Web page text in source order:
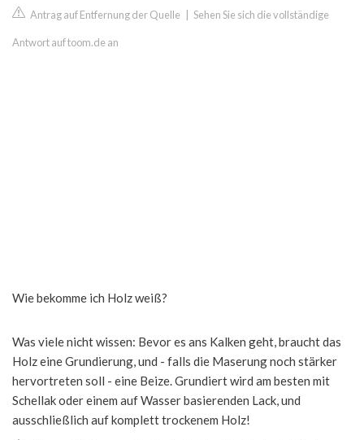
Antrag auf Entfernung der Quelle Sehen Sie sich die vollständige
Antwort auf toom.de an
Wie bekomme ich Holz weiß?
Was viele nicht wissen: Bevor es ans Kalken geht, braucht das
Holz eine Grundierung, und - falls die Maserung noch stärker
hervortreten soll - eine Beize. Grundiert wird am besten mit
Schellak oder einem auf Wasser basierenden Lack, und
ausschließlich auf komplett trockenem Holz!